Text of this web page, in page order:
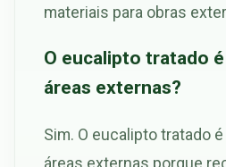
materiais para obras
O eucalipto tratado
áreas externas?
Sim. O eucalipto tratado
áreas externas porque